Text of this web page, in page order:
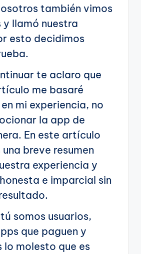
también vimos
y llamó nuestra
esto decidimos
te aclaro que
me basaré
mi experiencia, no
la app de
En este artículo
breve resumen
experiencia y
e imparcial sin
somos usuarios,
que paguen y
lo molesto que es